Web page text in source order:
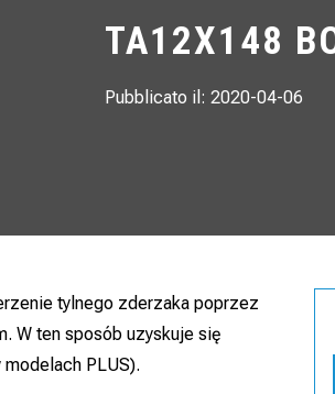
TA12X148
Pubblicato il: 2020-04-06
tylnego zderzaka poprzez
W ten sposób uzyskuje się
PLUS).